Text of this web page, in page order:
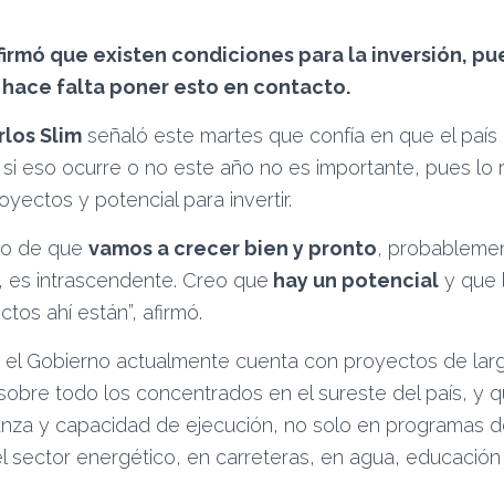
que existen condiciones para la inversión,
falta poner esto en contacto.
Slim señaló este martes que confía en que el
eso ocurre o no este año no es importante, pues lo
y potencial para invertir.
de que vamos a crecer bien y pronto,
es intrascendente. Creo que hay un potencial y que
ahí están”, afirmó.
el Gobierno actualmente cuenta con proyectos de
todo los concentrados en el sureste del país, y
y capacidad de ejecución, no solo en programas
sector energético, en carreteras, en agua, educación